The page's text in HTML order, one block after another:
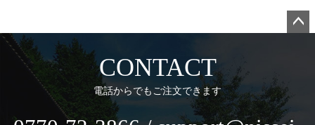
CONTACT
電話からでもご注文できます